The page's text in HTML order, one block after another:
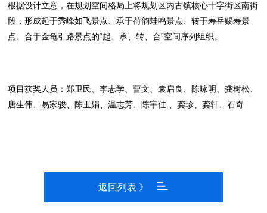
根据设计立意，在规划空间格局上将规划区内古镇核心十字街区南街
段，形成起于秀峰如飞景点、承于荷韵蛙鸣景点、转于寿岳赐寿景
点、合于金龟引路景点的“起、承、转、合”空间序列组织。
项目获奖人员：郑卫民、李志学、曹文、袁启良、陈咏明、龚树松、
唐生伟、易家骏、陈玉娟、温志芳、陈宇佳 、龚珍、龚轩、石奇
返回列表 》